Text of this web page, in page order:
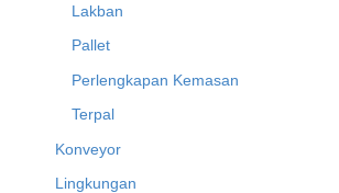
Lakban
Pallet
Perlengkapan Kemasan
Terpal
Konveyor
Lingkungan